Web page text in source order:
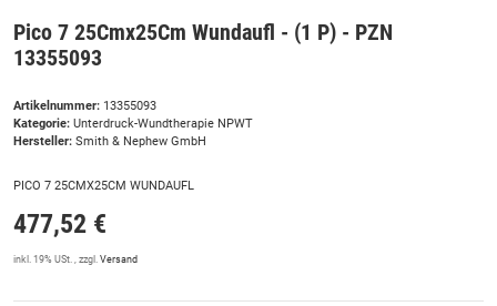
Pico 7 25Cmx25Cm Wundaufl - (1 P) - PZN
13355093
Artikelnummer: 13355093
Kategorie: Unterdruck-Wundtherapie NPWT
Hersteller: Smith & Nephew GmbH
PICO 7 25CMX25CM WUNDAUFL
477,52 €
inkl. 19% USt. , zzgl. Versand